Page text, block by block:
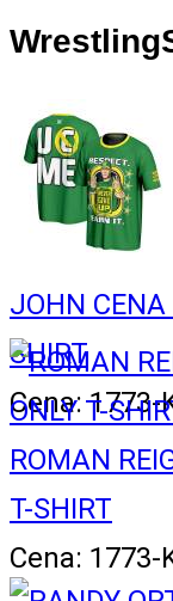
JOHN CENA
SHIRT
Cena: 1773-
ROMAN
T-SHIRT
Cena: 1773-